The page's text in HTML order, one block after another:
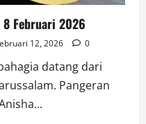
Februari 2026
12, 2026 0
datang dari
Pangeran